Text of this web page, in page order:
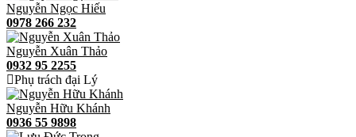
Nguyễn Ngọc Hiếu
0978 266 232
Nguyễn Xuân Thảo
0932 95 2255
Phụ trách đại Lý
Nguyễn Hữu Khánh
0936 55 9898